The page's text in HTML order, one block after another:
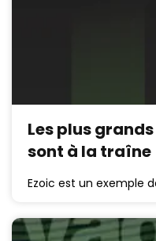
Les plus
sont à la traîne
Ezoic est un exemple